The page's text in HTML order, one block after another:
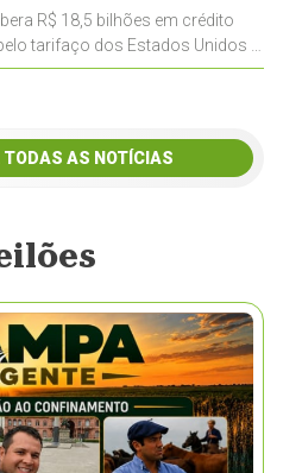
R$ 18,5 bilhões em crédito
tarifaço dos Estados Unidos e
estratégicos
TODAS AS NOTÍCIAS